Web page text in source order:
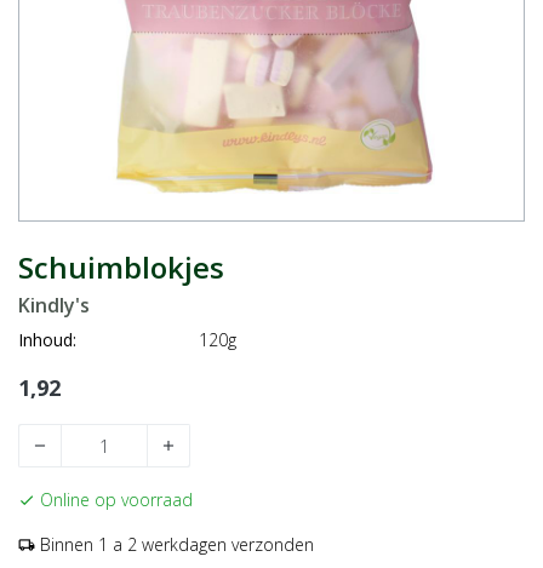
Schuimblokjes
Kindly's
Inhoud: 120g
1,92
remove add
check Online op voorraad
local_shipping Binnen 1 a 2 werkdagen verzonden